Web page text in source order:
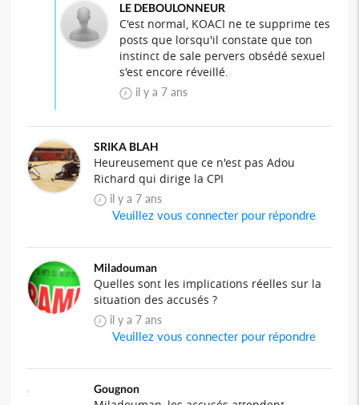
LE DEBOULONNEUR
C'est normal, KOACI ne te supprime tes
posts que lorsqu'il constate que ton
instinct de sale pervers obsédé sexuel
s'est encore réveillé.
il y a 7 ans
SRIKA BLAH
Heureusement que ce n'est pas Adou
Richard qui dirige la CPI
il y a 7 ans
Veuillez vous connecter pour répondre
Miladouman
Quelles sont les implications réelles sur la
situation des accusés ?
il y a 7 ans
Veuillez vous connecter pour répondre
Gougnon